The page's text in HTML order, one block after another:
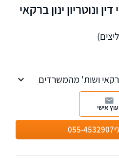
ונוטריון ינון ברקאי
ברקאי ושות' מהמשרדים
עוסק במשפט
ייצוג חברות, מוסדות
סיטי בפתח תקווה
הארץ. נשמח לראותכם
055-4532907
אישי